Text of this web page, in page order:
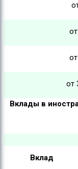
от
Вклады в
Вклад